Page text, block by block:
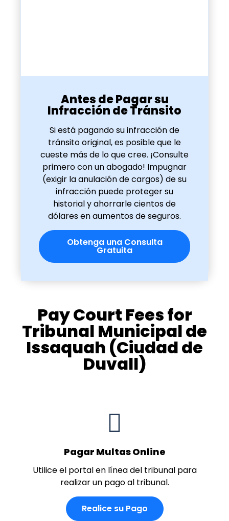
Antes de Pagar su
Infracción de Tránsito
Si está pagando su infracción de
tránsito original, es posible que le
cueste más de lo que cree. ¡Consulte
primero con un abogado! Impugnar
(exigir la anulación de cargos) de su
infracción puede proteger su
historial y ahorrarle cientos de
dólares en aumentos de seguros.
Obtenga una Consulta
Gratuita
Pay Court Fees for
Tribunal Municipal de
Issaquah (Ciudad de
Duvall)
Pagar Multas Online
Utilice el portal en línea del tribunal para
realizar un pago al tribunal.
Realice su Pago